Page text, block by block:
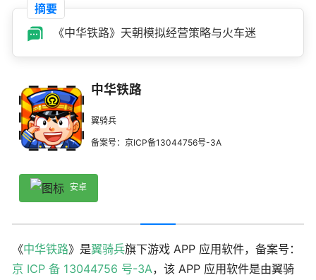
摘要
《中华铁路》天朝模拟经营策略与火车迷
中华铁路
翼骑兵
备案号：京ICP备13044756号-3A
安卓
《中华铁路》是翼骑兵旗下游戏 APP 应用软件，备案号：
京 ICP 备 13044756 号-3A，该 APP 应用软件是由翼骑